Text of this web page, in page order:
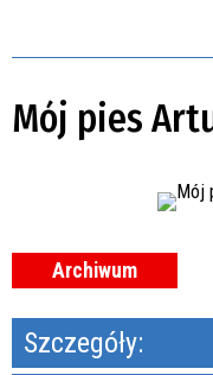
Mój pies
Archiwum
Szczegóły: